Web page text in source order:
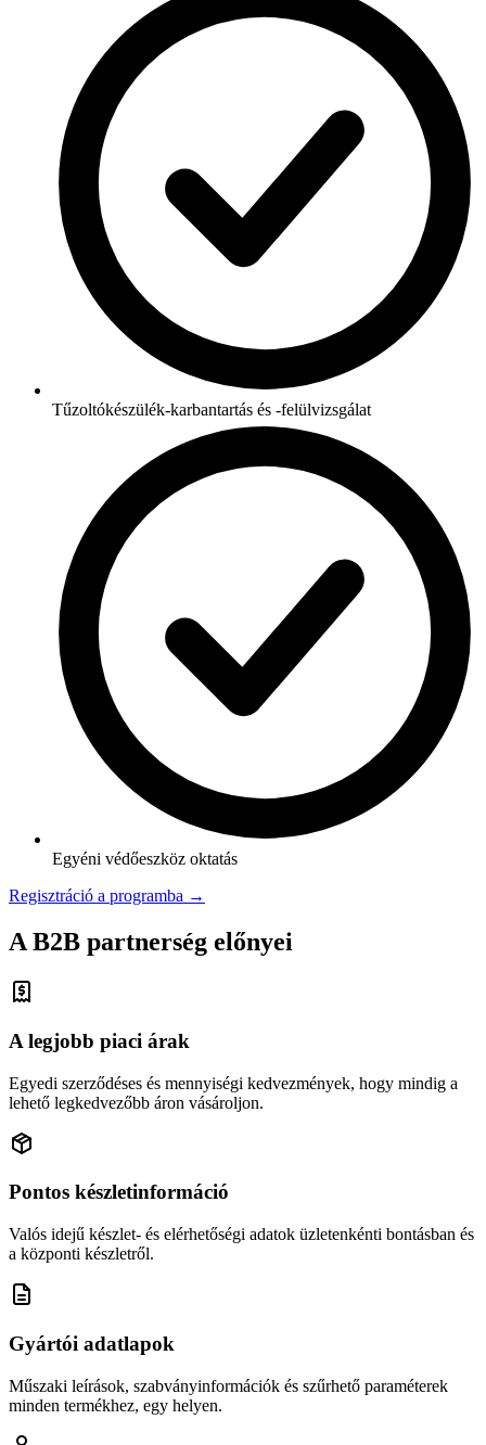
Tűzoltókészülék-karbantartás és -felülvizsgálat
Egyéni védőeszköz oktatás
Regisztráció a programba →
A B2B partnerség előnyei
A legjobb piaci árak
Egyedi szerződéses és mennyiségi kedvezmények, hogy mindig a
lehető legkedvezőbb áron vásároljon.
Pontos készletinformáció
Valós idejű készlet- és elérhetőségi adatok üzletenkénti bontásban és
a központi készletről.
Gyártói adatlapok
Műszaki leírások, szabványinformációk és szűrhető paraméterek
minden termékhez, egy helyen.